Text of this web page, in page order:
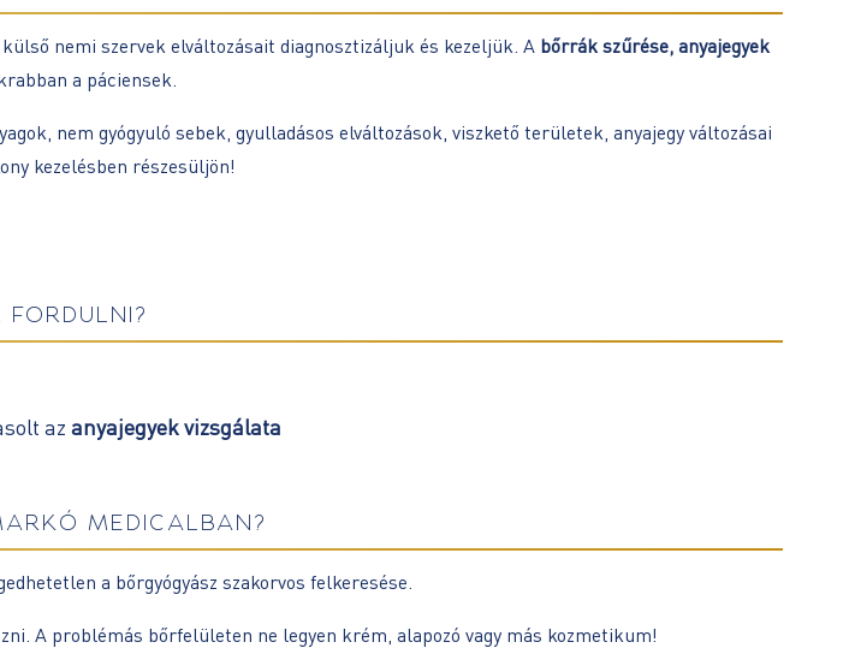
nemi szervek elváltozásait diagnosztizáljuk és kezeljük. A bőrrák szűrése, anyajegyek
a páciensek.
nem gyógyuló sebek, gyulladásos elváltozások, viszkető területek, anyajegy változásai
kezelésben részesüljön!
az anyajegyek vizsgálata
MEDICALBAN?
a bőrgyógyász szakorvos felkeresése.
A problémás bőrfelületen ne legyen krém, alapozó vagy más kozmetikum!